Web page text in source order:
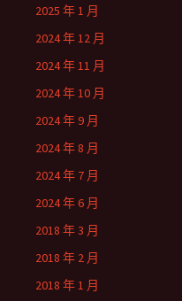
2025 年 1 月
2024 年 12 月
2024 年 11 月
2024 年 10 月
2024 年 9 月
2024 年 8 月
2024 年 7 月
2024 年 6 月
2018 年 3 月
2018 年 2 月
2018 年 1 月